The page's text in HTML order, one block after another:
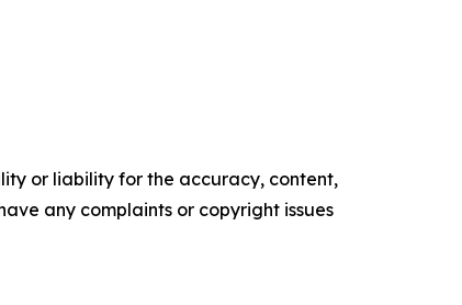
or liability for the accuracy, content,
any complaints or copyright issues